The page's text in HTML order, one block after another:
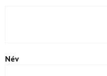
Név